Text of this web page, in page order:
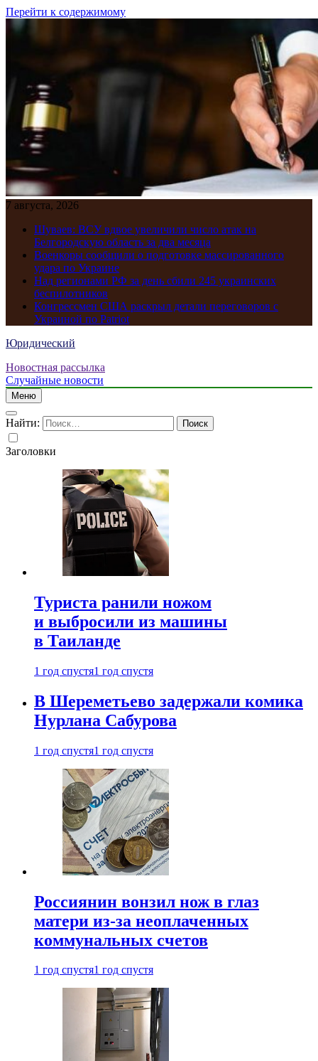
Перейти к содержимому
7 августа, 2026
Шуваев: ВСУ вдвое увеличили число атак на
Белгородскую область за два месяца
Военкоры сообщили о подготовке массированного
удара по Украине
Над регионами РФ за день сбили 245 украинских
беспилотников
Конгрессмен США раскрыл детали переговоров с
Украиной по Patriot
Юридический
Новостная рассылка
Случайные новости
Меню
Найти:
Заголовки
Туриста ранили ножом
и выбросили из машины
в Таиланде
1 год спустя1 год спустя
В Шереметьево задержали комика
Нурлана Сабурова
1 год спустя1 год спустя
Россиянин вонзил нож в глаз
матери из-за неоплаченных
коммунальных счетов
1 год спустя1 год спустя